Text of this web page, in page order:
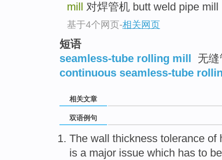
mill
对焊管机 butt weld pipe mill
基于4个网页-相关网页
短语
seamless-tube rolling mill 无
continuous seamless-tube
相关文章
双语例句
The wall thickness tolerance of
is a major issue which has to